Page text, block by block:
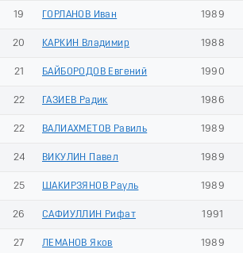
19 ГОРЛАНОВ Иван 1989
20 КАРКИН Владимир 1988
21 БАЙБОРОДОВ Евгений 1990
22 ГАЗИЕВ Радик 1986
22 ВАЛИАХМЕТОВ Равиль 1989
24 ВИКУЛИН Павел 1989
25 ШАКИРЗЯНОВ Рауль 1989
26 САФИУЛЛИН Рифат 1991
27 ЛЕМАНОВ Яков 1989